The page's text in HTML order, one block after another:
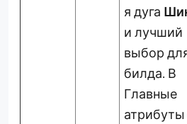
я дуга
и лучший
выбор
билда. В
Главные
атрибуты